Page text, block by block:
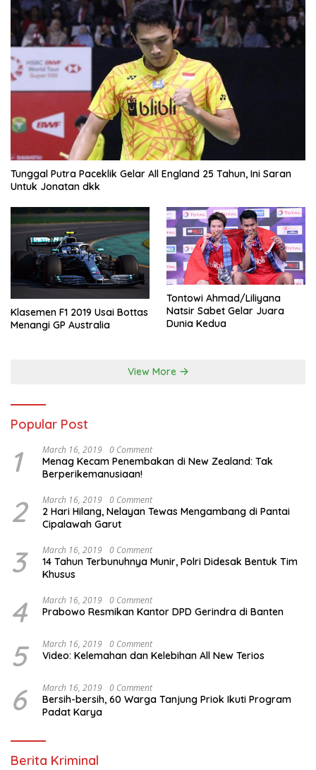
Tunggal Putra Paceklik Gelar All England 25 Tahun, Ini Saran
Untuk Jonatan dkk
Klasemen F1 2019 Usai Bottas
Menangi GP Australia
Tontowi Ahmad/Liliyana
Natsir Sabet Gelar Juara
Dunia Kedua
View More
Popular Post
1 March 16, 2019 0 Comment
Menag Kecam Penembakan di New Zealand: Tak
Berperikemanusiaan!
2 March 16, 2019 0 Comment
2 Hari Hilang, Nelayan Tewas Mengambang di Pantai
Cipalawah Garut
3 March 16, 2019 0 Comment
14 Tahun Terbunuhnya Munir, Polri Didesak Bentuk Tim
Khusus
4 March 16, 2019 0 Comment
Prabowo Resmikan Kantor DPD Gerindra di Banten
5 March 16, 2019 0 Comment
Video: Kelemahan dan Kelebihan All New Terios
6 March 16, 2019 0 Comment
Bersih-bersih, 60 Warga Tanjung Priok Ikuti Program
Padat Karya
Berita Kriminal